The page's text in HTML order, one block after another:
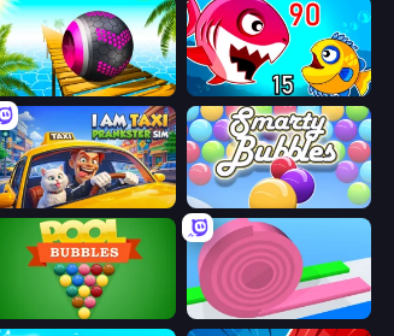
Rolling Balls Sea Race Fish Eat Getting Big
I Am Taxi Prankster Sim Smarty Bubbles
Pool Bubbles Layers Roll